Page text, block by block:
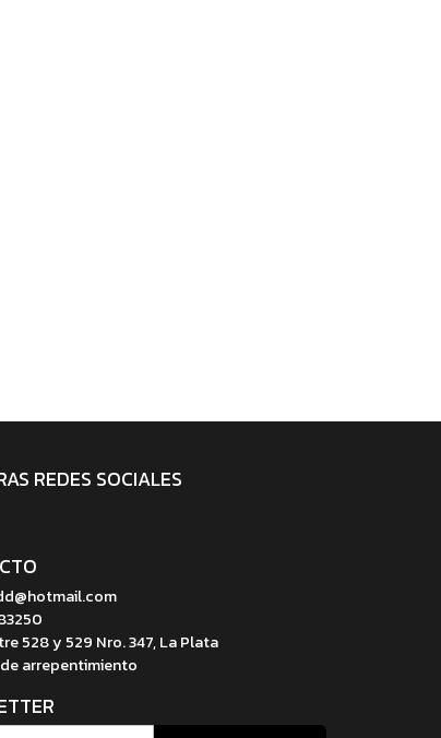
REDES SOCIALES
528 y 529 Nro. 347, La Plata
arrepentimiento